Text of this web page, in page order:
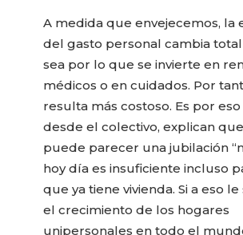
A medida que envejecemos, la
del gasto personal cambia
sea por lo que se invierte en
médicos o en cuidados. Por
resulta más costoso. Es por
desde el colectivo, explican
puede parecer una jubilación
hoy día es insuficiente incluso
que ya tiene vivienda. Si a eso
el crecimiento de los hogares
unipersonales en todo el